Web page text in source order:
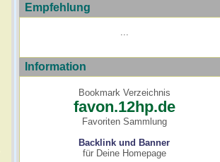
Empfehlung
Information
Bookmark Verzeichnis
favon.12hp.de
Favoriten Sammlung
Backlink und Banner
für Deine Homepage